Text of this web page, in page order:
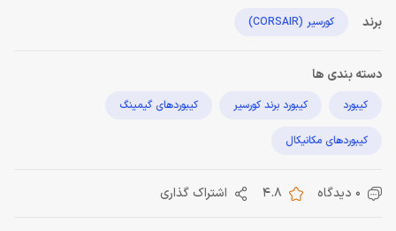
برند کورسیر (CORSAIR)
دسته بندی ها
کیبورد کیبورد برند کورسیر کیبوردهای گیمینگ
کیبوردهای مکانیکال
0 دیدگاه 4.8 اشتراک گذاری